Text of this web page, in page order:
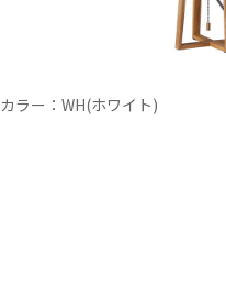
カラー：WH(ホワイト)